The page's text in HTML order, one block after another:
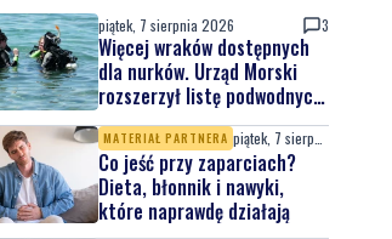
piątek, 7 sierpnia 2026 3
Więcej wraków dostępnych
dla nurków. Urząd Morski
rozszerzył listę podwodnych
atrakcji
MATERIAŁ PARTNERA
Co jeść przy zaparciach?
Dieta, błonnik i nawyki,
które naprawdę działają